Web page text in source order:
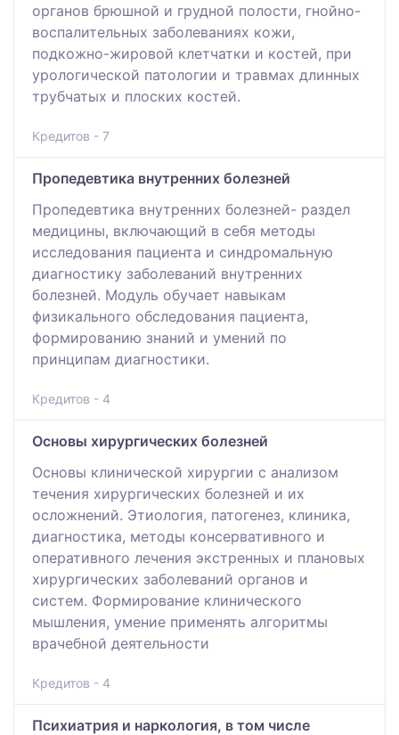
органов брюшной и грудной полости, гнойно-
воспалительных заболеваниях кожи,
подкожно-жировой клетчатки и костей, при
урологической патологии и травмах длинных
трубчатых и плоских костей.
Кредитов - 7
Пропедевтика внутренних болезней
Пропедевтика внутренних болезней- раздел
медицины, включающий в себя методы
исследования пациента и синдромальную
диагностику заболеваний внутренних
болезней. Модуль обучает навыкам
физикального обследования пациента,
формированию знаний и умений по
принципам диагностики.
Кредитов - 4
Основы хирургических болезней
Основы клинической хирургии с анализом
течения хирургических болезней и их
осложнений. Этиология, патогенез, клиника,
диагностика, методы консервативного и
оперативного лечения экстренных и плановых
хирургических заболеваний органов и
систем. Формирование клинического
мышления, умение применять алгоритмы
врачебной деятельности
Кредитов - 4
Психиатрия и наркология, в том числе